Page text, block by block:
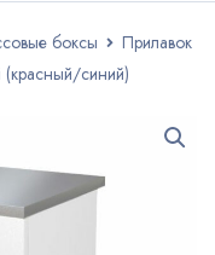
боксы
Прилавок
синий)